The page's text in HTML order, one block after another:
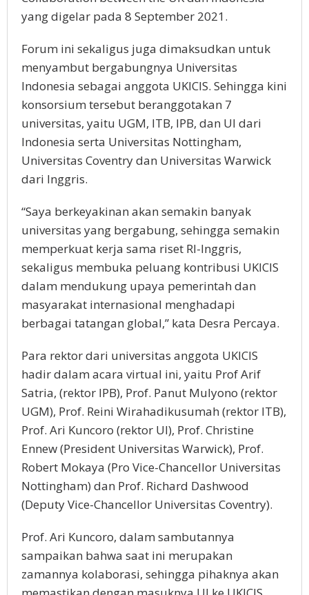
yang digelar pada 8 September 2021.
Forum ini sekaligus juga dimaksudkan untuk
menyambut bergabungnya Universitas
Indonesia sebagai anggota UKICIS. Sehingga kini
konsorsium tersebut beranggotakan 7
universitas, yaitu UGM, ITB, IPB, dan UI dari
Indonesia serta Universitas Nottingham,
Universitas Coventry dan Universitas Warwick
dari Inggris.
“Saya berkeyakinan akan semakin banyak
universitas yang bergabung, sehingga semakin
memperkuat kerja sama riset RI-Inggris,
sekaligus membuka peluang kontribusi UKICIS
dalam mendukung upaya pemerintah dan
masyarakat internasional menghadapi
berbagai tatangan global,” kata Desra Percaya.
Para rektor dari universitas anggota UKICIS
hadir dalam acara virtual ini, yaitu Prof Arif
Satria, (rektor IPB), Prof. Panut Mulyono (rektor
UGM), Prof. Reini Wirahadikusumah (rektor ITB),
Prof. Ari Kuncoro (rektor UI), Prof. Christine
Ennew (President Universitas Warwick), Prof.
Robert Mokaya (Pro Vice-Chancellor Universitas
Nottingham) dan Prof. Richard Dashwood
(Deputy Vice-Chancellor Universitas Coventry).
Prof. Ari Kuncoro, dalam sambutannya
sampaikan bahwa saat ini merupakan
zamannya kolaborasi, sehingga pihaknya akan